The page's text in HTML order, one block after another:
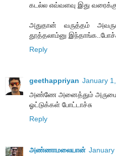
கடல்ல எவ்வளவு இது
அதுதான் வருத்தம்
தூத்தலாம்னு
Reply
geethappriyan January
அண்ணே அனைத்தும்
ஓட்டுக்கள் போட்டாச்சு
Reply
அண்ணாமலையான் January